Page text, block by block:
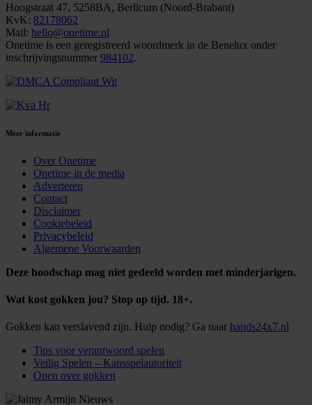
Hoogstraat 47, 5258BA, Berlicum (Noord-Brabant)
KvK: 82178062
Mail: hello@onetime.nl
Onetime is een geregistreerd woordmerk in de Benelux onder
inschrijvingsnummer 984102.
Meer informatie
Over Onetime
Onetime in de media
Adverteren
Contact
Disclaimer
Cookiebeleid
Privacybeleid
Algemene Voorwaarden
Deze boodschap mag niet gedeeld worden met minderjarigen.
Wat kost gokken jou? Stop op tijd. 18+.
Gokken kan verslavend zijn. Hulp nodig? Ga naar hands24x7.nl
Tips voor verantwoord spelen
Veilig Spelen – Kansspelautoriteit
Open over gokken